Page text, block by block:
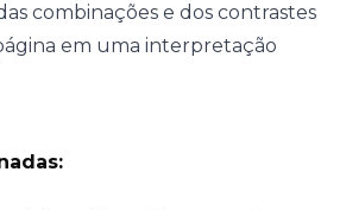
combinações e dos contrastes
em uma interpretação